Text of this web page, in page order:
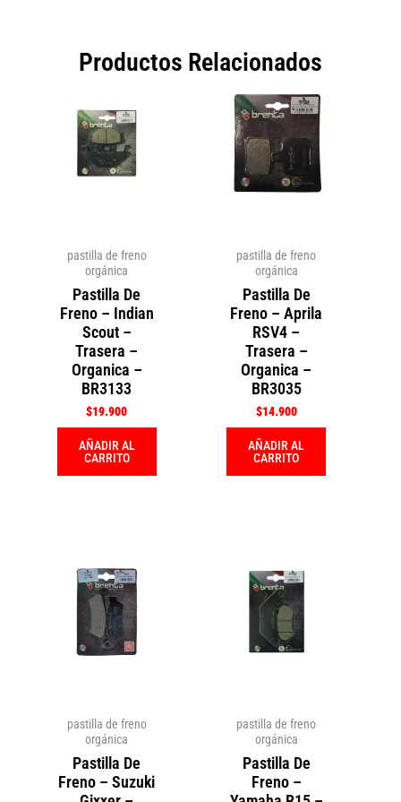
Productos Relacionados
pastilla de freno
orgánica
Pastilla De
Freno – Indian
Scout –
Trasera –
Organica –
BR3133
$19.900
AÑADIR AL
CARRITO
pastilla de freno
orgánica
Pastilla De
Freno – Aprila
RSV4 –
Trasera –
Organica –
BR3035
$14.900
AÑADIR AL
CARRITO
pastilla de freno
orgánica
Pastilla De
Freno – Suzuki
pastilla de freno
orgánica
Pastilla De
Freno –